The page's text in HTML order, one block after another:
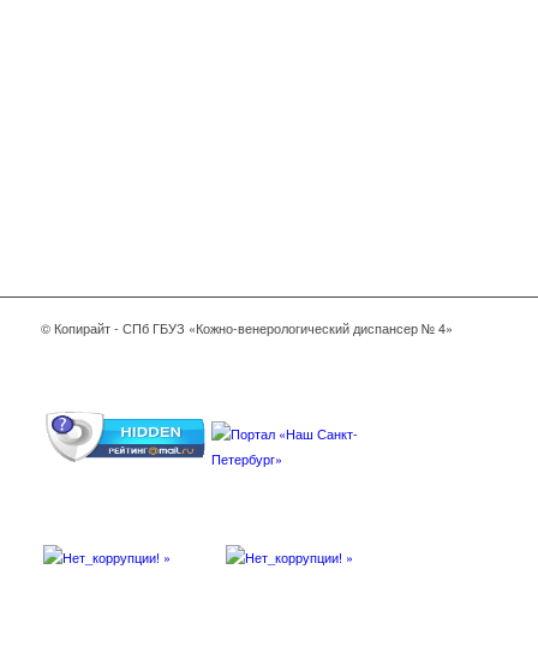
© Копирайт - СПб ГБУЗ «Кожно-венерологический диспансер № 4»